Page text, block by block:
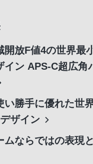
開放F値4の世界最
イン APS-C超広角
い勝手に優れた世
ザイン
ムならではの表現